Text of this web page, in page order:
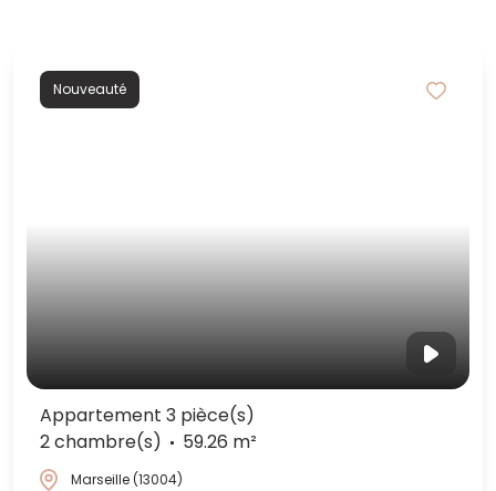
Nouveauté
Appartement 3 pièce(s)
2 chambre(s)
59.26 m²
Marseille (13004)